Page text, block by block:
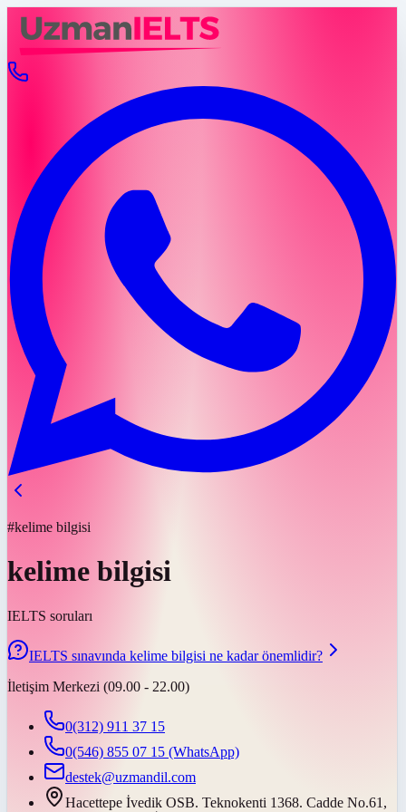
#kelime bilgisi
kelime bilgisi
IELTS soruları
IELTS sınavında kelime bilgisi ne kadar önemlidir?
İletişim Merkezi (09.00 - 22.00)
0(312) 911 37 15
0(546) 855 07 15 (WhatsApp)
destek@uzmandil.com
Hacettepe İvedik OSB. Teknokenti 1368. Cadde No.61,